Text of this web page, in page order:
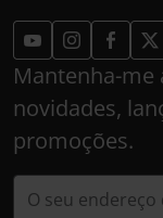
Mantenha-me
novidades,
promoções.